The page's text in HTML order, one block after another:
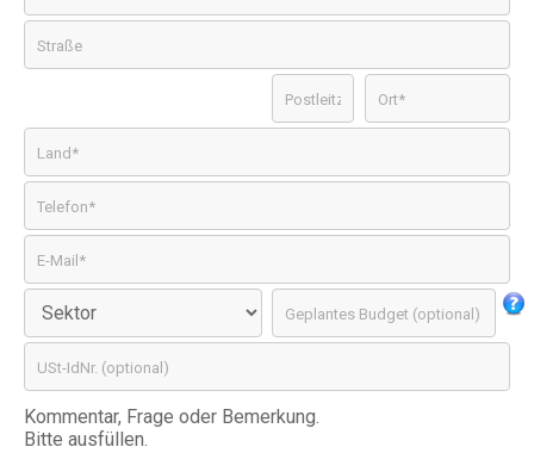
Kommentar, Frage oder Bemerkung.
Bitte ausfüllen.